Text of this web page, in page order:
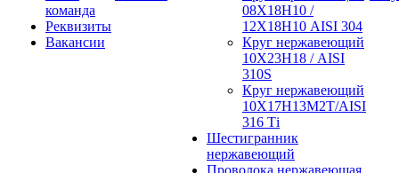
команда
Реквизиты
Вакансии
08Х18Н10 /
12Х18Н10 AISI 304
Круг нержавеющий
10Х23Н18 / AISI
310S
Круг нержавеющий
10Х17Н13М2Т/AISI
316 Тi
Шестигранник
нержавеющий
Проволока нержавеющая